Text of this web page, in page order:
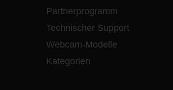
Partnerprogramm
Technischer Support
Webcam-Modelle
Kategorien